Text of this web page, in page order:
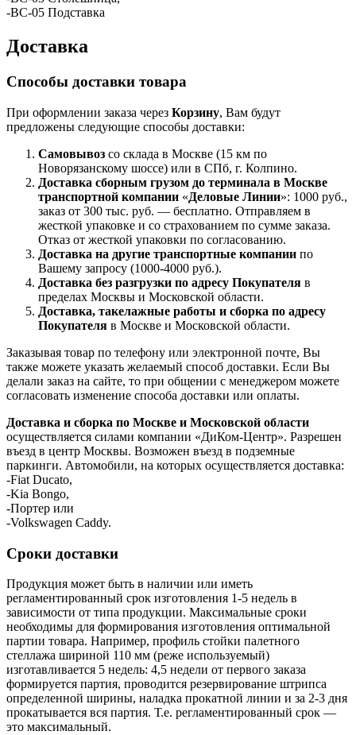
-ВС-05 Подставка
Доставка
Способы доставки товара
При оформлении заказа через Корзину, Вам будут
предложены следующие способы доставки:
Самовывоз со склада в Москве (15 км по
Новорязанскому шоссе) или в СПб, г. Колпино.
Доставка сборным грузом до терминала в Москве
транспортной компании «Деловые Линии»: 1000 руб.,
заказ от 300 тыс. руб. — бесплатно. Отправляем в
жесткой упаковке и со страхованием по сумме заказа.
Отказ от жесткой упаковки по согласованию.
Доставка на другие транспортные компании по
Вашему запросу (1000-4000 руб.).
Доставка без разгрузки по адресу Покупателя в
пределах Москвы и Московской области.
Доставка, такелажные работы и сборка по адресу
Покупателя в Москве и Московской области.
Заказывая товар по телефону или электронной почте, Вы
также можете указать желаемый способ доставки. Если Вы
делали заказ на сайте, то при общении с менеджером можете
согласовать изменение способа доставки или оплаты.
Доставка и сборка по Москве и Московской области
осуществляется силами компании «ДиКом-Центр». Разрешен
въезд в центр Москвы. Возможен въезд в подземные
паркинги. Автомобили, на которых осуществляется доставка:
-Fiat Ducato,
-Kia Bongo,
-Портер или
-Volkswagen Caddy.
Сроки доставки
Продукция может быть в наличии или иметь
регламентированный срок изготовления 1-5 недель в
зависимости от типа продукции. Максимальные сроки
необходимы для формирования изготовления оптимальной
партии товара. Например, профиль стойки палетного
стеллажа шириной 110 мм (реже используемый)
изготавливается 5 недель: 4,5 недели от первого заказа
формируется партия, проводится резервирование штрипса
определенной ширины, наладка прокатной линии и за 2-3 дня
прокатывается вся партия. Т.е. регламентированный срок —
это максимальный.